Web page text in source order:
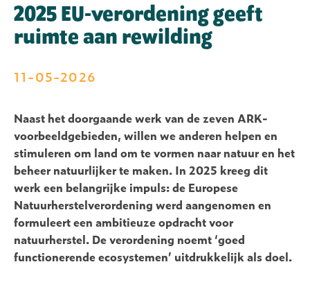
2025 EU-verordening geeft
ruimte aan rewilding
11-05-2026
Naast het doorgaande werk van de zeven ARK-
voorbeeldgebieden, willen we anderen helpen en
stimuleren om land om te vormen naar natuur en het
beheer natuurlijker te maken. In 2025 kreeg dit
werk een belangrijke impuls: de Europese
Natuurherstelverordening werd aangenomen en
formuleert een ambitieuze opdracht voor
natuurherstel. De verordening noemt ‘goed
functionerende ecosystemen’ uitdrukkelijk als doel.